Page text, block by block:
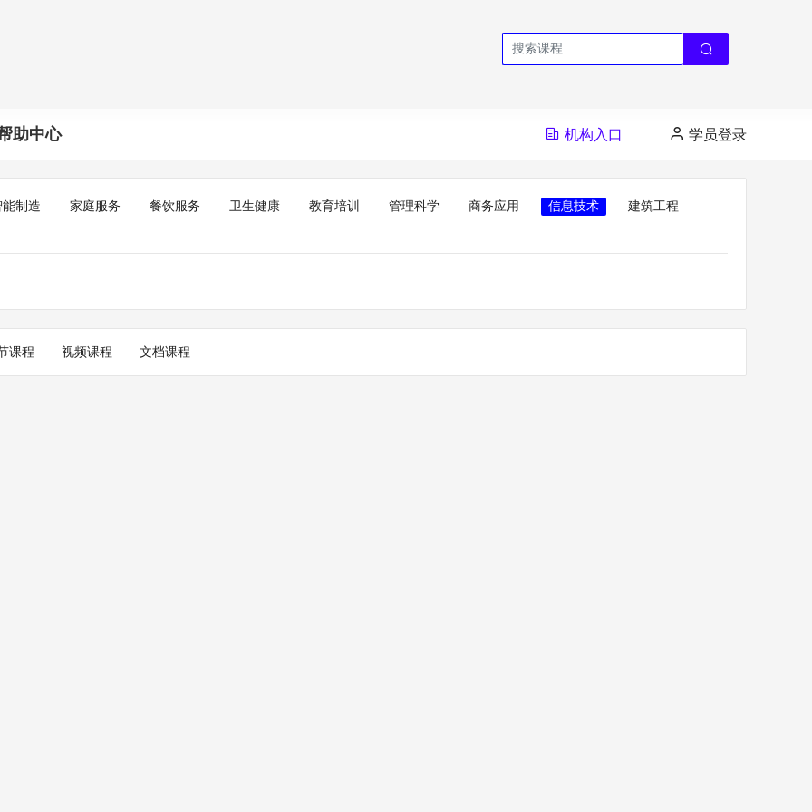
助中心 机构入口 学员登录
能制造 家庭服务 餐饮服务 卫生健康 教育培训 管理科学 商务应用 信息技术 建筑工程
课程 视频课程 文档课程